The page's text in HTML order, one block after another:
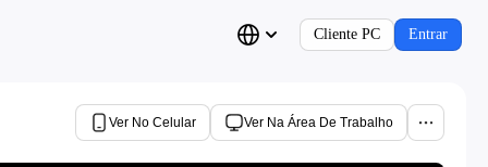
Cliente PC Entrar
Ver No Celular Ver Na Área De Trabalho